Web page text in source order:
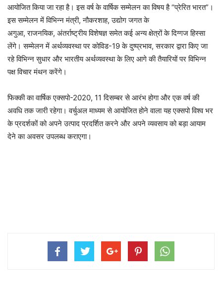
आयोजित किया जा रहा है। इस वर्ष के वार्षिक सम्मेलन का विषय है “प्रेरित भारत”।
इस सम्मेलन में विभिन्न मंत्री, नौकरशाह, उद्योग जगत के
अगुआ, राजनयिक, अंतर्राष्ट्रीय विशेषज्ञ समेत कई अन्य क्षेत्रों के दिग्गज हिस्सा
लेंगे। सम्मेलन में अर्थव्यवस्था पर कोविड-19 के दुष्प्रभाव, सरकार द्वारा किए जा
रहे विभिन्न सुधार और भारतीय अर्थव्यवस्था के लिए आगे की तैयारियों पर विभिन्न
पक्ष विचार मंथन करेंगे।
फिक्की का वार्षिक एक्सपो-2020, 11 दिसम्बर से आरंभ होगा और एक वर्ष की
अवधि तक जारी रहेगा। वर्चुअल माध्यम से आयोजित होने वाला यह एक्सपो विश्व भर
के प्रदर्शकों को अपने उत्पाद प्रदर्शित करने और अपने व्यवसाय को बड़ा आयाम
देने का अवसर उपलब्ध कराएगा।